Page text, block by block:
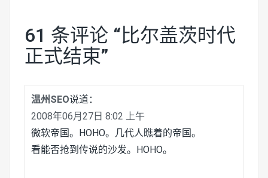
61 条评论 “比尔盖茨时代
正式结束”
温州SEO说道：
2008年06月27日 8:02 上午
微软帝国。HOHO。几代人瞧着的帝国。
看能否抢到传说的沙发。HOHO。